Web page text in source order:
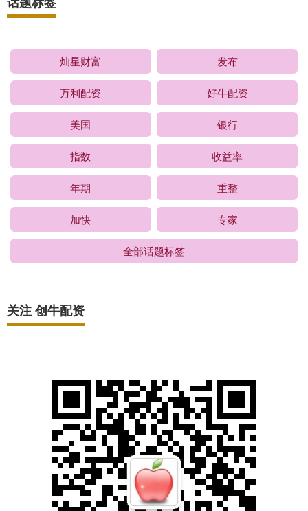
灿星财富 发布
万利配资 好牛配资
美国 银行
指数 收益率
年期 重整
加快 专家
全部话题标签
关注 创牛配资